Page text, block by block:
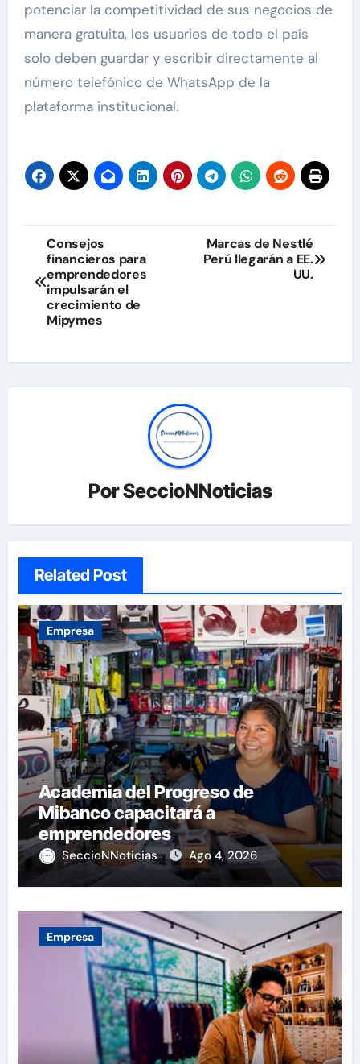
potenciar la competitividad de sus negocios de
manera gratuita, los usuarios de todo el país
solo deben guardar y escribir directamente al
número telefónico de WhatsApp de la
plataforma institucional.
Navegación
de
entradas
Consejos
financieros para
emprendedores
impulsarán el
crecimiento de
Mipymes
Marcas de Nestlé
Perú llegarán a EE.
UU.
PorSeccioNNoticias
Related Post
Empresa
Academia del Progreso de
Mibanco capacitará a
emprendedores
SeccioNNoticias Ago 4, 2026
Empresa